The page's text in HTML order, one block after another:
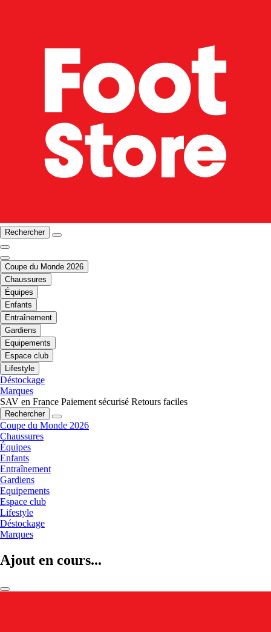
Rechercher
Coupe du Monde 2026
Chaussures
Équipes
Enfants
Entraînement
Gardiens
Equipements
Espace club
Lifestyle
Déstockage
Marques
SAV en France Paiement sécurisé Retours faciles
Rechercher
Coupe du Monde 2026
Chaussures
Équipes
Enfants
Entraînement
Gardiens
Equipements
Espace club
Lifestyle
Déstockage
Marques
Ajout en cours...